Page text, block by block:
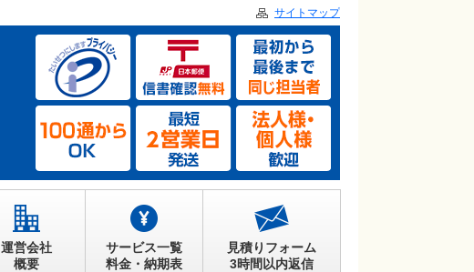
サイトマップ
運営会社
概要
サービス一覧
料金・納期表
見積りフォーム
3時間以内返信